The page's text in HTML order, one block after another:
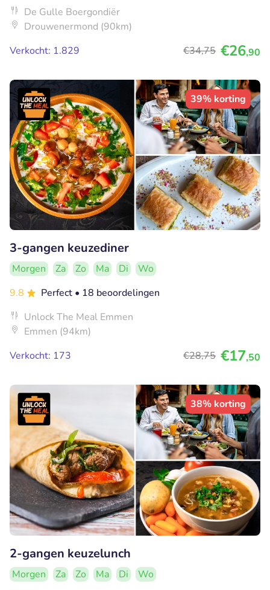
De Gulle Boergondiër
Drouwenermond (90km)
Verkocht: 1.829
€34,75 €26,90
39% korting
3-gangen keuzediner
Morgen Za Zo Ma Di
Wo
9.8
Perfect • 18 beoordelingen
Unlock The Meal Emmen
Emmen (94km)
Verkocht: 173
€28,75 €17,50
38% korting
2-gangen keuzelunch
Morgen Za Zo Ma Di
Wo